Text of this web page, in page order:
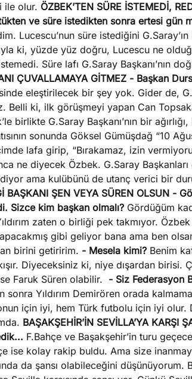
ile olur. ÖZBEK’TEN SÜRE İSTEMEDİ,
ve süre istedikten sonra ertesi gün
Lucescu’nun süre istediğini
ki, yüzde yüz doğru, Lucescu ne
Süre lafı G.Saray Başkanı’nın
ÇUVALLAMAYA GİTMEZ - Başkan
eleştirilecek bir şey yok. Gider de,
Belli ki, ilk görüşmeyi yapan Can
birlikte G.Saray Başkanı’nın bir
sonunda Göksel Gümüşdağ “10
lafa girip, “Bırakamaz, izin
ne diyecek Özbek. G.Saray
ama kulübünü de utanç verici bir
BAŞKANI ŞEN VEYA SÜREN OLSUN -
Sizce kim başkan olmalı? Gördüğüm
zaten o birliği pek takmıyor.
gibi geliyor bana ama ben
birini getiririm. - Mesela kimi? Benim
Diyeceksiniz ki, niye dışardan birisi.
Faruk Süren olabilir. - Siz Federasyon
sonra Yıldırım Demirören orada
için iyi, hem Türk futbolu için iyi olur.
BAŞAKŞEHİR’İN SEVİLLA’YA KARŞI
F.Bahçe ve Başakşehir’in turu
ise kolay rakip buldu. Ama size
da şansı olabileceğini